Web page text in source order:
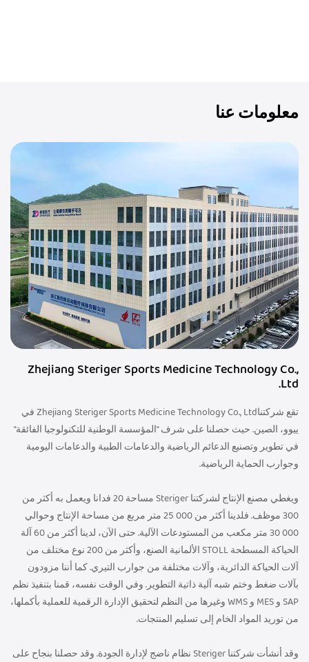
معلومات عنا
Zhejiang Steriger Sports Medicine Technology Co.,
Ltd.
تقع شركتناZhejiang Steriger Sports Medicine Technology Co., Ltd في
ييوو، الصين. حيث حصلنا على شرف "المؤسسة الوطنية للتكنولوجيا الفائقة"
في تطوير وتصنيع الدعائم الرياضية والدعامات الطبية والدعامات اليومية
وجوارب الحماية الرياضية.
ويغطي مصنع الإنتاج لشركتنا Steriger مساحة 20 فدانا ويعمل به أكثر من
300 موظف. فلدينا أكثر من 000 25 متر مربع من مساحة الإنتاج وحوالي
000 30 متر مكعب من المستودعات الآلية. حتى الآن، لدينا أكثر من 60 آلة
الحياكة المسطحة STOLL الألمانية الصنع، وأكثر من 200 نوع مختلف من
آلات الحياكة الدائرية، وآلات مختلفة من جوارب التيري. كما أننا مزودون
بآلات ضغط وختم شبه آلية ذاتية التطوير. وفي الوقت نفسه، قمنا بتنفيذ نظم
SAP و MES و WMS وغيرها من النظم لتحقيق الإدارة الرقمية للعملية بأكملها،
من توريد المواد الخام إلى تسليم المنتجات.
وقد أنشأت شركتنا Steriger نظام ناضج لإدارة الجودة. وقد حصلنا بنجاح على